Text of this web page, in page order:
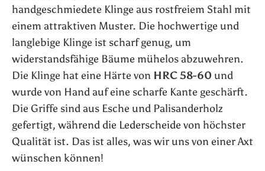
handgeschmiedete Klinge aus rostfreiem Stahl mit
einem attraktiven Muster. Die hochwertige und
langlebige Klinge ist scharf genug, um
widerstandsfähige Bäume mühelos abzuwehren.
Die Klinge hat eine Härte von HRC 58-60 und
wurde von Hand auf eine scharfe Kante geschärft.
Die Griffe sind aus Esche und Palisanderholz
gefertigt, während die Lederscheide von höchster
Qualität ist. Das ist alles, was wir uns von einer Axt
wünschen können!